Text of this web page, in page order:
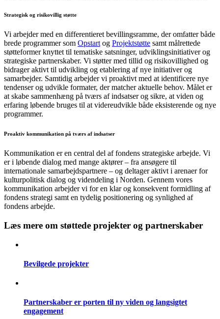
Strategisk og risikovillig støtte
Vi arbejder med en differentieret bevillingsramme, der omfatter både
brede programmer som Opstart og Projektstøtte samt målrettede
støtteformer knyttet til tematiske satsninger, udviklingsinitiativer og
strategiske partnerskaber. Vi støtter med tillid og risikovillighed og
bidrager aktivt til udvikling og etablering af nye initiativer og
samarbejder. Samtidig arbejder vi proaktivt med at identificere nye
tendenser og udvikle formater, der matcher aktuelle behov. Målet er
at skabe sammenhæng på tværs af indsatser og sikre, at viden og
erfaring løbende bruges til at videreudvikle både eksisterende og nye
programmer.
Proaktiv kommunikation på tværs af indsatser
Kommunikation er en central del af fondens strategiske arbejde. Vi
er i løbende dialog med mange aktører – fra ansøgere til
internationale samarbejdspartnere – og deltager aktivt i arenaer for
kulturpolitisk dialog og videndeling i Norden. Gennem vores
kommunikation arbejder vi for en klar og konsekvent formidling af
fondens strategi samt en tydelig positionering og synlighed af
fondens arbejde.
Læs mere om støttede projekter og partnerskaber
Bevilgede projekter
Partnerskaber er porten til ny viden og langsigtet
engagement